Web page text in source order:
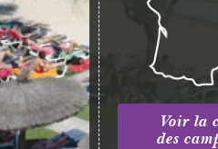
Voir la
des